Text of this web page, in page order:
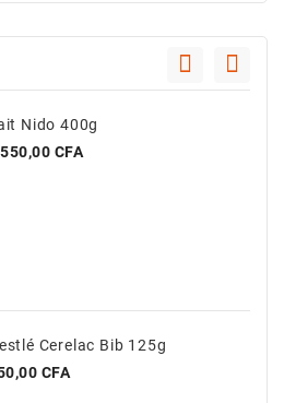
Nido 400g
CFA
Cerelac Bib 125g
CFA